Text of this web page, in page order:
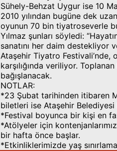
Sühely-Behzat Uygur ise 10
2010 yılından bugüne dek
oyunun 70 bin tiyatroseverle
Yılmaz şunları söyledi:
sanatını her daim
Ataşehir Tiyatro
karşılığında veriliyor.
bağışlanacak.
NOTLAR:
*23 Şubat tarihinden itibaren
biletleri ise Ataşehir
*Festival boyunca bir kişi en
*Atölyeler için
bir hafta önce başlar.
*Etkinliklerimizde yaş